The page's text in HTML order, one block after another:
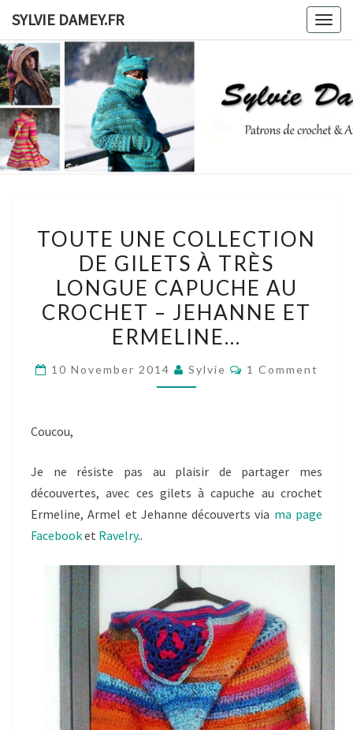
content
SYLVIE DAMEY.FR
SYLVIE
De
Crochet
Ateliers
UNE
COLLECTION
DE
GILETS
À
TRÈS
LONGUE
CAPUCHE
JEHANNE
ET
ERMELINE…
TOUTE UNE COLLECTION
DE GILETS À TRÈS
LONGUE CAPUCHE AU
CROCHET – JEHANNE ET
ERMELINE…
10 November 2014 Sylvie Comments
1 Comment
Coucou,
Je ne résiste pas au plaisir de partager mes
découvertes, avec ces gilets à capuche au crochet
Ermeline, Armel et Jehanne découverts via ma page
Facebooket Ravelry..